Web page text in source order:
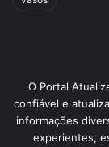
O Portal
confiável e
informações
experientes,